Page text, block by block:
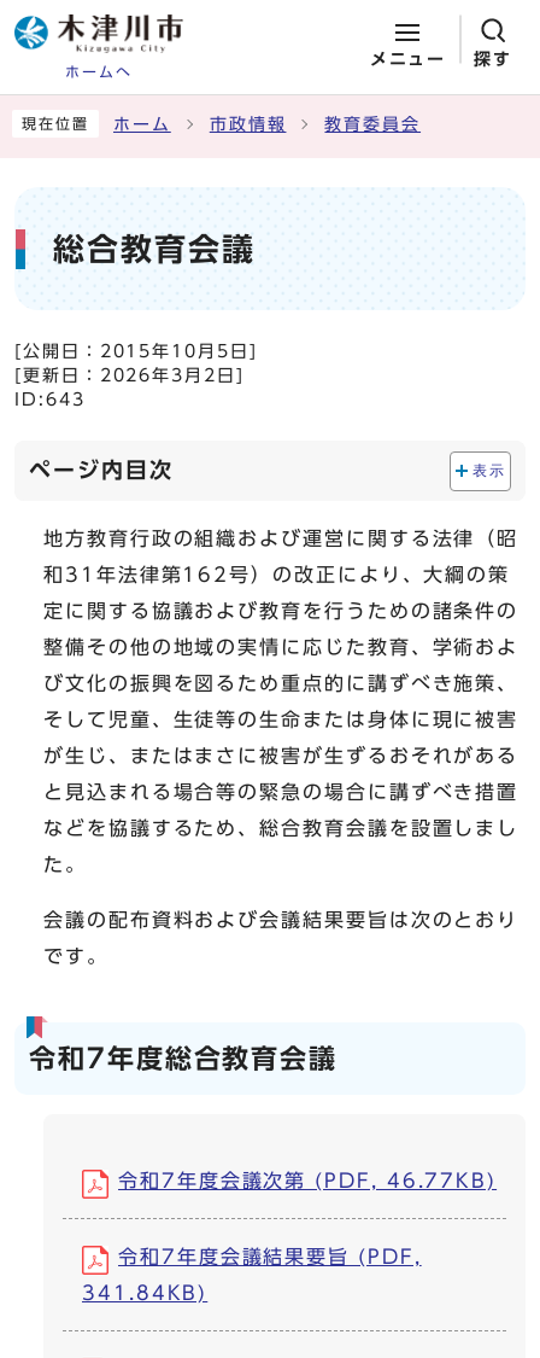
ホームへ
メニュー 探す
現在位置 ホーム 市政情報 教育委員会
総合教育会議
[公開日： 2015年10月5日
[更新日： 2026年3月2日
ID:643
ページ内目次 表示
地方教育行政の組織および運営に関する法律（昭
和31年法律第162号）の改正により、大綱の策
定に関する協議および教育を行うための諸条件の
整備その他の地域の実情に応じた教育、学術およ
び文化の振興を図るため重点的に講ずべき施策、
そして児童、生徒等の生命または身体に現に被害
が生じ、またはまさに被害が生ずるおそれがある
と見込まれる場合等の緊急の場合に講ずべき措置
などを協議するため、総合教育会議を設置しまし
た。
会議の配布資料および会議結果要旨は次のとおり
です。
令和7年度総合教育会議
令和7年度会議次第 (PDF, 46.77KB)
令和7年度会議結果要旨 (PDF,
341.84KB)